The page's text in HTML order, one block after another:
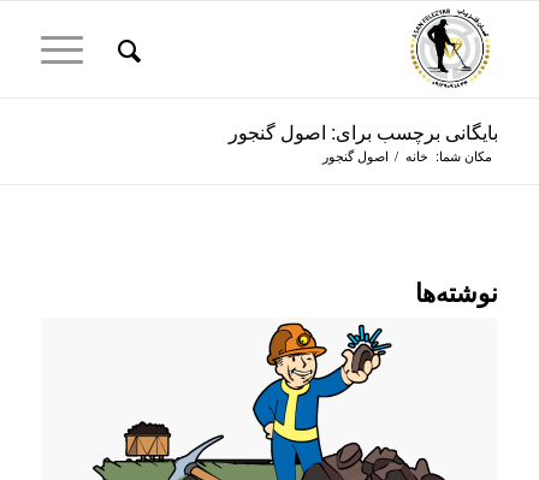
بایگانی برچسب برای: اصول گنجور
مکان شما: خانه / اصول گنجور
نوشته‌ها